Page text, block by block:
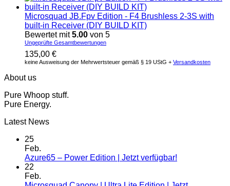
Microsquad JB.Fpv Edition - F4 Brushless 2-3S with
built-in Receiver (DIY BUILD KIT)
Bewertet mit5.00 von 5
Ungeprüfte Gesamtbewertungen
135,00 €
keine Ausweisung der Mehrwertsteuer gemäß § 19 UStG + Versandkosten
About us
Pure Whoop stuff.
Pure Energy.
Latest News
25
Feb.
Azure65 – Power Edition | Jetzt verfügbar!
22
Feb.